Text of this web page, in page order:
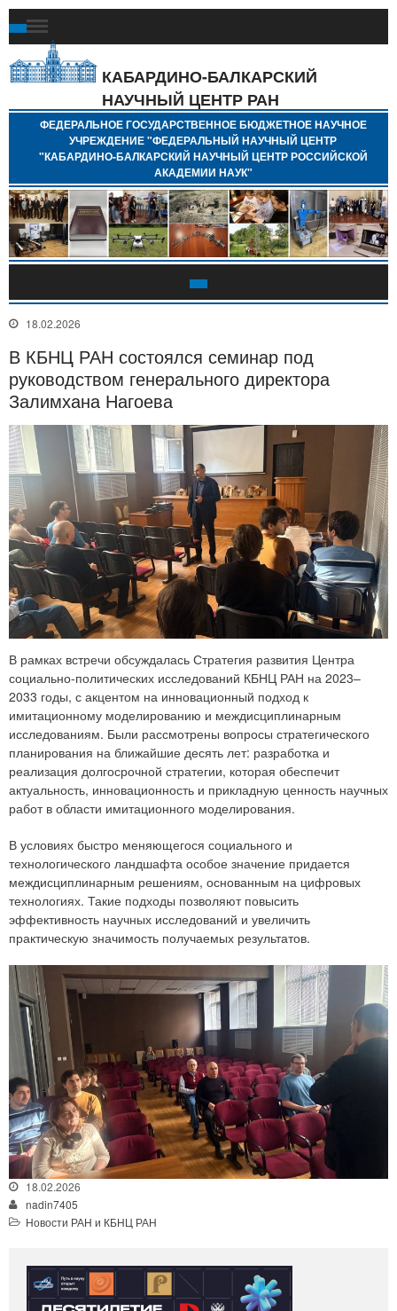
КАБАРДИНО-БАЛКАРСКИЙ
НАУЧНЫЙ ЦЕНТР РАН
ФЕДЕРАЛЬНОЕ ГОСУДАРСТВЕННОЕ БЮДЖЕТНОЕ НАУЧНОЕ
УЧРЕЖДЕНИЕ "ФЕДЕРАЛЬНЫЙ НАУЧНЫЙ ЦЕНТР
"КАБАРДИНО-БАЛКАРСКИЙ НАУЧНЫЙ ЦЕНТР РОССИЙСКОЙ
АКАДЕМИИ НАУК"
18.02.2026
В КБНЦ РАН состоялся семинар под
руководством генерального директора
Залимхана Нагоева
В рамках встречи обсуждалась Стратегия развития Центра
социально-политических исследований КБНЦ РАН на 2023–
2033 годы, с акцентом на инновационный подход к
имитационному моделированию и междисциплинарным
исследованиям. Были рассмотрены вопросы стратегического
планирования на ближайшие десять лет: разработка и
реализация долгосрочной стратегии, которая обеспечит
актуальность, инновационность и прикладную ценность научных
работ в области имитационного моделирования.
В условиях быстро меняющегося социального и
технологического ландшафта особое значение придается
междисциплинарным решениям, основанным на цифровых
технологиях. Такие подходы позволяют повысить
эффективность научных исследований и увеличить
практическую значимость получаемых результатов.
18.02.2026
nadin7405
Новости РАН и КБНЦ РАН